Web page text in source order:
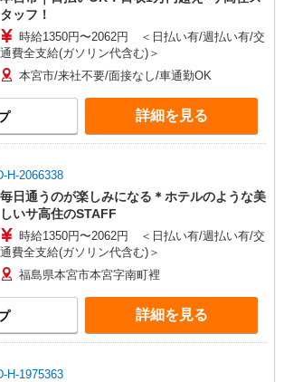
タッフ！
時給1350円〜2062円 ＜日払い有/週払い有/交
通費全支給(ガソリン代含む)＞
本宮市/来社不要/面接なし/車通勤OK
詳細を見る
H-2066338
毎日通うのが楽しみになる＊ホテルのような美
しいサ高住のSTAFF
時給1350円〜2062円 ＜日払い有/週払い有/交
通費全支給(ガソリン代含む)＞
福島県本宮市本宮字南町裡
詳細を見る
H-1975363